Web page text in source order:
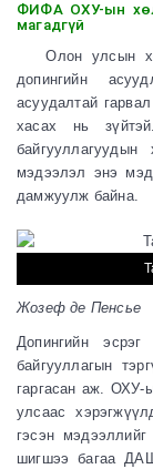
ФИФА ОХУ-ын
магадгүй
Олон улсын
допингийн
асуудалтай
хасах нь
мэдээлэл энэ
дамжуулж байна.
Жозеф де Пенсье
Допингийн эсрэг
байгууллагын
гаргасан аж. ОХУ-
улсаас
гэсэн
шигшээ багаа